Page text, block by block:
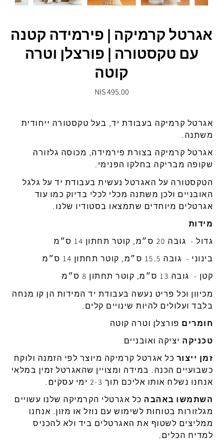
אגרטל קרמיקה | פירמידה קטנה
עם טקסטורה | פורצלן וטרה
קוטה
495.00 NIS
אגרטל קרמיקה בעבודת יד, בעל טקסטורה ייחודית
משתנה.
אגרטל קרמיקה בצורת פירמידה, מכוסה גלזורה
שקופה מבריקה בחלקו הפנימי.
הטקסטורה על האגרטל נעשית בעבודת יד על גלגל
האובניים ולכן משתנה מכלי לכלי בדיוק כמו עוד
אגרטלים מיוחדים שתמצאו בסטודיו שלנו.
מידות
גדול - גובה 20 ס״מ, קוטר תחתון 14 ס״מ
בינוני - גובה 15.5 ס״מ, קוטר תחתון 14 ס״מ
קטן - גובה 13 ס״מ, קוטר תחתון 8 ס״מ
מכיוון וכל פריט נעשה בעבודת יד המידות הן קו מנחה
בלבד ועלולים להיות שינויים קלים.
חומרים פורצלן וטרה קוטה
טכניקה יציקה ואובניים
זמן ייצור כל אגרטל קרמיקה מיוצר לפי הזמנה ולוקח
כשבועיים הכנה. במידה ומצויין שהאגרטל זמין במלאי
אנחנו נשלח אותו אליכם תוך 2-3 ימי עסקים.
השתמשו באהבה כל אגרטלי הקרמיקה שלנו עשויים
מגלזורות בטוחות לשימוש עם נוזל או מזון. אנחנו
ממליצים לשטוף את האגרטלים ביד ולא להכניס
למדיח הכלים.